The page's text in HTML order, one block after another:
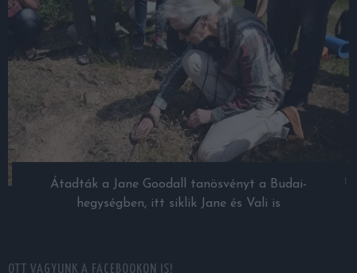
Átadták a Jane Goodall tanösvényt a Budai-
hegységben, itt siklik Jane és Vali is
OTT VAGYUNK A FACEBOOKON IS!